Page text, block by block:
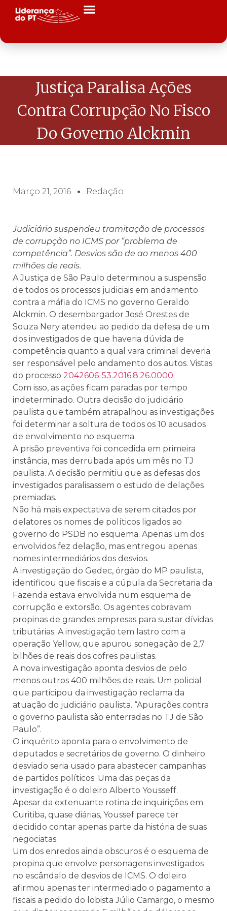
Justiça Paralisa Ações
Contra Corrupção No Fisco
Do Governo Alckmin
Março 21, 2016 Redação
Judiciário suspendeu tramitação de processos
de corrupção no ICMS por “problema de
competência”. Desvios são de ao menos 400
milhões de reais.
A Justiça de São Paulo determinou a suspensão
de todos os processos judiciais em andamento
contra a máfia do ICMS no governo Geraldo
Alckmin. O desembargador José Orestes de
Souza Nery atendeu ao pedido da defesa de um
dos investigados de que haveria dúvida de
competência quanto a qual vara criminal deveria
ser responsável pelo andamento dos autos. Vistas
do processo 2042606-53.2016.8.26.0000.
Com isso, as ações ficam paradas por tempo
indeterminado. Outra decisão do judiciário
paulista que também atrapalhou as investigações
foi determinar a soltura de todos os 10 acusados
de envolvimento no esquema.
A prisão preventiva foi concedida em primeira
instância, mas derrubada após um mês no TJ
paulista. A decisão permitiu que as defesas dos
investigados paralisassem o estudo de delações
premiadas.
Não há mais expectativa de serem citados por
delatores os nomes de políticos ligados ao
governo do PSDB no esquema. Apenas um dos
envolvidos fez delação, mas entregou apenas
nomes intermediários dos desvios.
A investigação do Gedec, órgão do MP paulista,
identificou que fiscais e a cúpula da Secretaria da
Fazenda estava envolvida num esquema de
corrupção e extorsão. Os agentes cobravam
propinas de grandes empresas para sustar dívidas
tributárias. A investigação tem lastro com a
operação Yellow, que apurou sonegação de 2,7
bilhões de reais dos cofres paulistas.
A nova investigação aponta desvios de pelo
menos outros 400 milhões de reais. Um policial
que participou da investigação reclama da
atuação do judiciário paulista. “Apurações contra
o governo paulista são enterradas no TJ de São
Paulo”.
O inquérito aponta para o envolvimento de
deputados e secretários de governo. O dinheiro
desviado seria usado para abastecer campanhas
de partidos políticos. Uma das peças da
investigação é o doleiro Alberto Yousseff.
Apesar da extenuante rotina de inquirições em
Curitiba, quase diárias, Youssef parece ter
decidido contar apenas parte da história de suas
negociatas.
Um dos enredos ainda obscuros é o esquema de
propina que envolve personagens investigados
no escândalo de desvios de ICMS. O doleiro
afirmou apenas ter intermediado o pagamento a
fiscais a pedido do lobista Júlio Camargo, o mesmo